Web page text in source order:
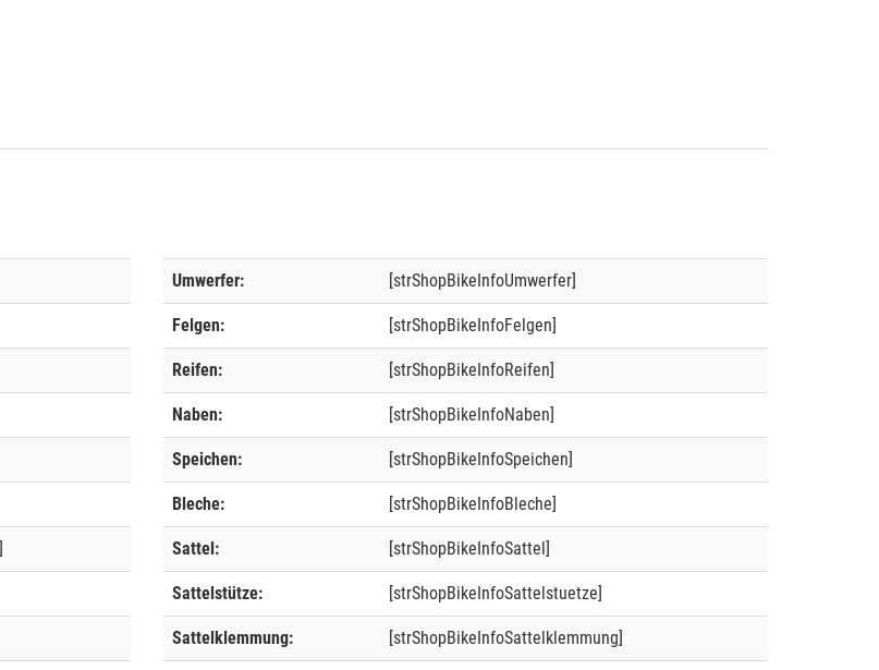
Umwerfer: [strShopBikeInfoUmwerfer]
Felgen: [strShopBikeInfoFelgen]
Reifen: [strShopBikeInfoReifen]
Naben: [strShopBikeInfoNaben]
Speichen: [strShopBikeInfoSpeichen]
Bleche: [strShopBikeInfoBleche]
Sattel: [strShopBikeInfoSattel]
Sattelstütze: [strShopBikeInfoSattelstuetze]
Sattelklemmung: [strShopBikeInfoSattelklemmung]